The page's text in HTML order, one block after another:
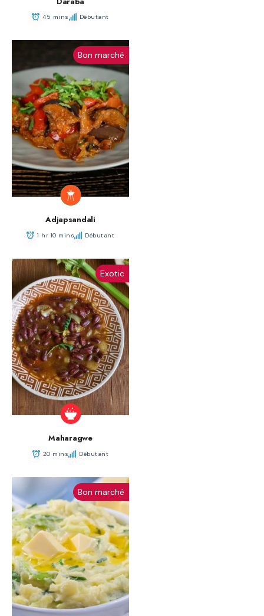
45 mins Débutant
Bon marché
Adjapsandali
1 hr 10 mins Débutant
Exotic
Maharagwe
20 mins Débutant
Bon marché